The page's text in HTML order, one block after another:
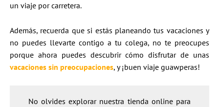
un viaje por carretera.
Además, recuerda que si estás planeando tus vacaciones y
no puedes llevarte contigo a tu colega, no te preocupes
porque ahora puedes descubrir cómo disfrutar de unas
vacaciones sin preocupaciones, y ¡buen viaje guawperas!
No olvides explorar nuestra tienda online para